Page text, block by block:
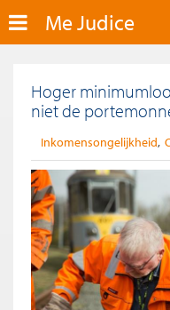
Me Judice
Hoger
niet de
Inkomensongelijkheid